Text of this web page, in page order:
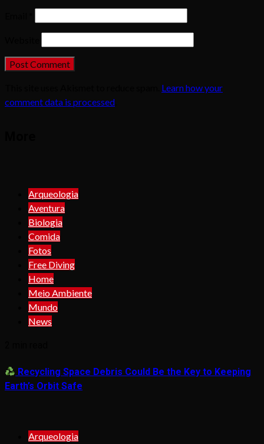
Learn how your
comment data is processed
Arqueologia
Aventura
Biologia
Comida
Fotos
Free Diving
Home
Meio Ambiente
Mundo
News
Recycling Space Debris Could Be the Key to Keeping
Earth’s Orbit Safe
Arqueologia